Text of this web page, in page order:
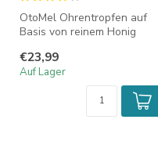
OtoMel Ohrentropfen auf
Basis von reinem Honig
äußeren...
€23,99
Auf Lager